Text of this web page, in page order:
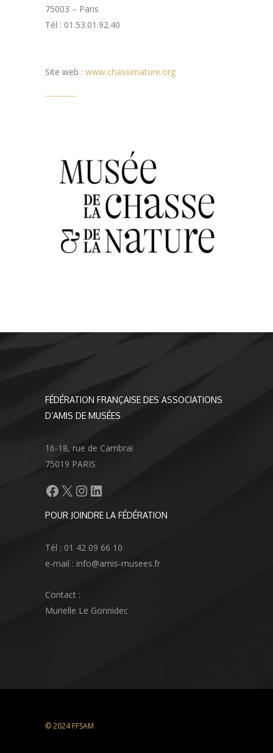
75003 – Paris
Tél : 01.53.01.92.40
Site web : www.chassenature.org
FÉDÉRATION FRANÇAISE DES ASSOCIATIONS
D’AMIS DE MUSÉES
16-18, rue de Cambrai
75019 PARIS
Facebook
X Instagram
LinkedIn
POUR JOINDRE LA FÉDÉRATION
Tél : 01 42 09 66 10
e-mail : info@amis-musees.fr
Contact :
Murielle Le Gonnidec
© 2024 FFSAM